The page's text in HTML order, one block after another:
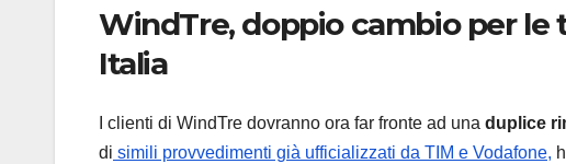
WindTre, doppio cambio per
Italia
I clienti di WindTre dovranno ora far fronte ad una duplice
di simili provvedimenti già ufficializzati da TIM e Vodafone,